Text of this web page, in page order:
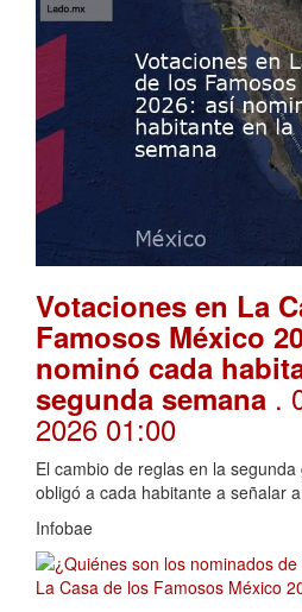
Votaciones en La
Famosos México
nominó cada
segunda semana .
2026 01:00
El cambio de reglas en la
obligó a cada habitante a señalar
Infobae